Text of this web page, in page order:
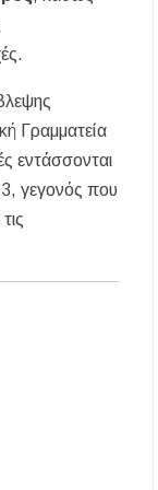
Γραμματεία
εντάσσονται
3, γεγονός που